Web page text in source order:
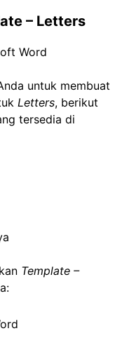
– Letters
untuk membuat
Letters, berikut
tersedia di
Template –